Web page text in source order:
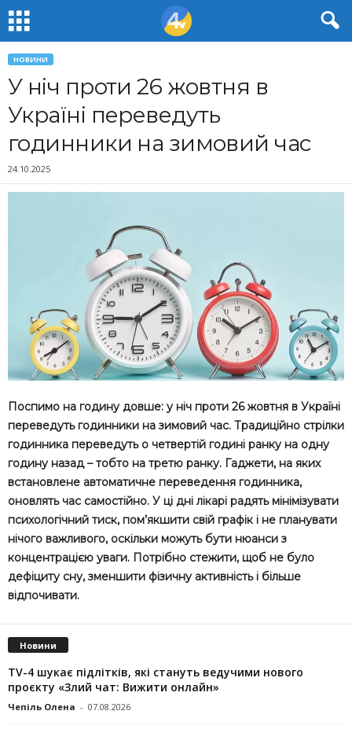
НОВИНИ
У ніч проти 26 жовтня в
Україні переведуть
годинники на зимовий час
24.10.2025
Поспимо на годину довше: у ніч проти 26 жовтня в Україні
переведуть годинники на зимовий час. Традиційно стрілки
годинника переведуть о четвертій годині ранку на одну
годину назад – тобто на третю ранку. Гаджети, на яких
встановлене автоматичне переведення годинника,
оновлять час самостійно. У ці дні лікарі радять мінімізувати
психологічний тиск, пом’якшити свій графік і не планувати
нічого важливого, оскільки можуть бути нюанси з
концентрацією уваги. Потрібно стежити, щоб не було
дефіциту сну, зменшити фізичну активність і більше
відпочивати.
Новини
TV-4 шукає підлітків, які стануть ведучими нового
проєкту «Злий чат: Вижити онлайн»
Чепіль Олена - 07.08.2026